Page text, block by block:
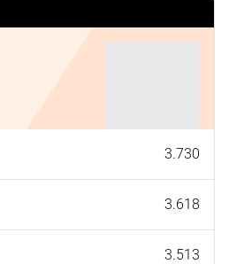
3.730
3.618
3.513